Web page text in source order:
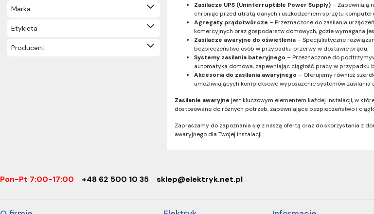
Bloki rozdzielcze (31)
Marka
Etykieta
Producent
Zasilacze UPS (Uninterruptible Power Supply)– Zapewniają
chroniąc przed utratą danych i uszkodzeniem sprzętu
Agregaty prądotwórcze – Przeznaczone do zasilania
komercyjnych oraz gospodarstw domowych, gdzie wymagana
Zasilacze awaryjne do oświetlenia– Specjalistyczne
bezpieczeństwo osób w przypadku przerwy w dostawie prądu.
Systemy zasilania bateryjnego – Przeznaczone do
automatyka domowa, zapewniając ciągłość pracy w przypadku
Akcesoria do zasilania awaryjnego – Oferujemy również
umożliwiających kompleksowe wyposażenie systemów zasilania
Zasilanie awaryjne jest kluczowym elementem każdej instalacji, w
dostosowane do różnych potrzeb, zapewniające bezpieczeństwo i
Zapraszamy do zapoznania się z naszą ofertą oraz do skorzystania z
awaryjnego dla Twojej instalacji.
Pon-Pt 7:00-17:00 +48 62 500 10 35 sklep@elektryk.net.pl